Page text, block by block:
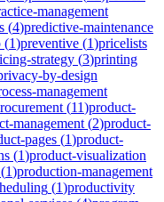
management
(4)predictive-maintenance
(1)preventive (1)pricelists
strategy (3)printing
by-design
management
(11)product-
management (2)product-
pages (1)product-
(1)product-visualization
(1)production-management
(1)productivity